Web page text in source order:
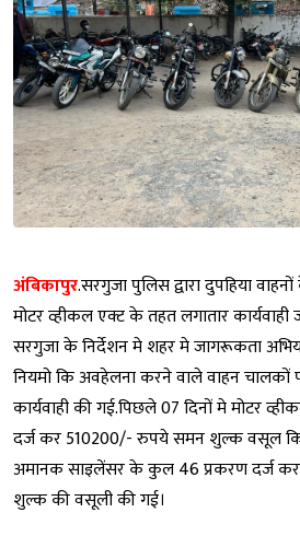
अंबिकापुर.सरगुजा पुलिस द्वारा दुपहिया
मोटर व्हीकल एक्ट के तहत लगातार कार्यवाही
सरगुजा के निर्देशन मे शहर मे जागरूकता
नियमो कि अवहेलना करने वाले वाहन चालकों
कार्यवाही की गई.पिछले 07 दिनों मे मोटर
दर्ज कर 510200/- रुपये समन शुल्क वसूल
अमानक साइलेंसर के कुल 46 प्रकरण दर्ज
शुल्क की वसूली की गई।